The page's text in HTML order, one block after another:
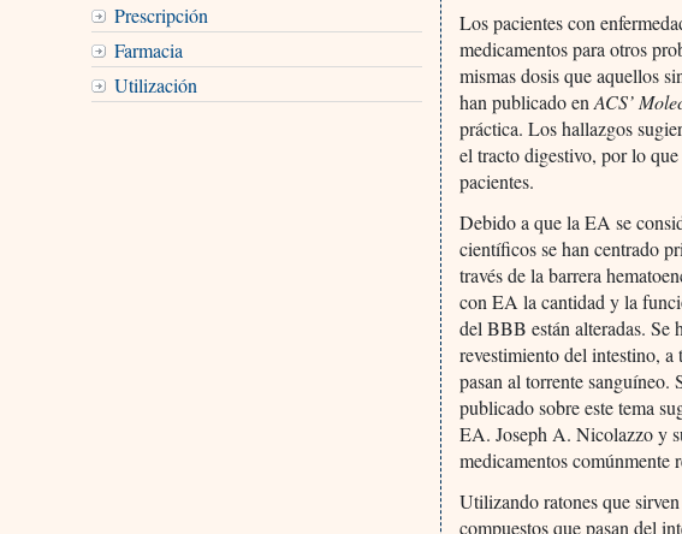
Prescripción
Farmacia
Utilización
Los pacientes con
medicamentos para otros
mismas dosis que aquellos
han publicado enACS’
práctica. Los hallazgos
el tracto digestivo, por lo que
pacientes.
Debido a que la EA se
científicos se han centrado
través de la barrera
con EA la cantidad y la
del BBB están alteradas. Se
revestimiento del intestino, a
pasan al torrente sanguíneo.
publicado sobre este tema
EA. Joseph A. Nicolazzo y
medicamentos comúnmente
Utilizando ratones que
compuestos que pasan del